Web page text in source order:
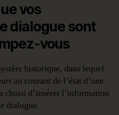
vos
dialogue sont
vous
historique, dans lequel
au courant de l’état d’une
choisi d’insérer l’information
dialogue.